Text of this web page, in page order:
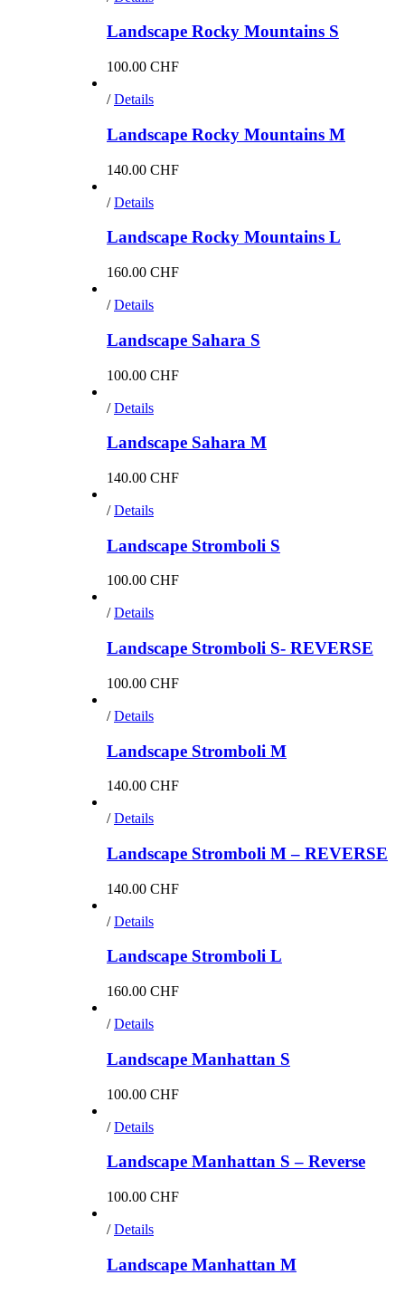
Landscape Rocky Mountains S
100.00 CHF
/ Details
Landscape Rocky Mountains M
140.00 CHF
/ Details
Landscape Rocky Mountains L
160.00 CHF
/ Details
Landscape Sahara S
100.00 CHF
/ Details
Landscape Sahara M
140.00 CHF
/ Details
Landscape Stromboli S
100.00 CHF
/ Details
Landscape Stromboli S- REVERSE
100.00 CHF
/ Details
Landscape Stromboli M
140.00 CHF
/ Details
Landscape Stromboli M – REVERSE
140.00 CHF
/ Details
Landscape Stromboli L
160.00 CHF
/ Details
Landscape Manhattan S
100.00 CHF
/ Details
Landscape Manhattan S – Reverse
100.00 CHF
/ Details
Landscape Manhattan M